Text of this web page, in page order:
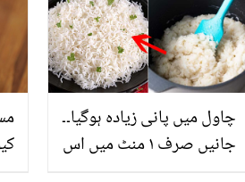
چاول میں پانی زیادہ ہوگیا۔۔
جانیں صرف ١ منٹ میں اس